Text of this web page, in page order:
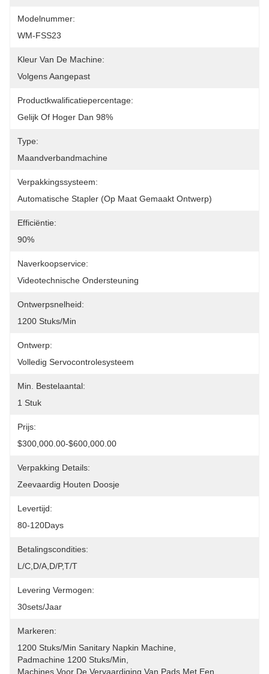
Modelnummer:
WM-FSS23
Kleur Van De Machine:
Volgens Aangepast
Productkwalificatiepercentage:
Gelijk Of Hoger Dan 98%
Type:
Maandverbandmachine
Verpakkingssysteem:
Automatische Stapler (op Maat Gemaakt Ontwerp)
Efficiëntie:
90%
Naverkoopservice:
Videotechnische Ondersteuning
Ontwerpsnelheid:
1200 Stuks/min
Ontwerp:
Volledig Servocontrolesysteem
Min. Bestelaantal:
1 Stuk
Prijs:
$300,000.00-$600,000.00
Verpakking Details:
Zeevaardig Houten Doosje
Levertijd:
80-120Days
Betalingscondities:
L/C,D/A,D/P,T/T
Levering Vermogen:
30sets/jaar
Markeren:
1200 Stuks/min Sanitary Napkin Machine
Padmachine 1200 Stuks/min
Machines Voor De Vervaardiging Van Pads Met Een